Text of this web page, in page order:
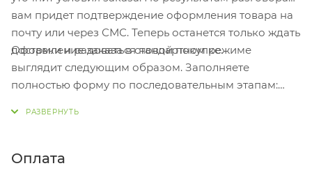
вам придет подтверждение оформления товара на
почту или через СМС. Теперь останется только ждать
доставки и радоваться новой покупке.
Оформление заказа в стандартном режиме
выглядит следующим образом. Заполняете
полностью форму по последовательным этапам:
Нажмите кнопку «Оформить заказ».
Оплата